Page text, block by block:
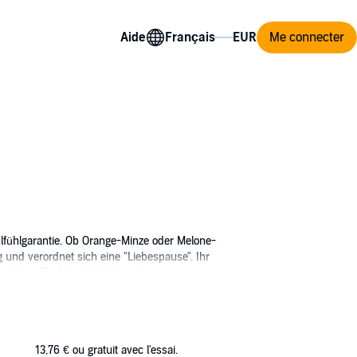
Aide Me connecter
Ob Orange-Minze oder Melone-
verordnet sich eine "Liebespause". Ihr
den Chef der Nudelbar nebenan.
13,76 € ou gratuit avec l'essai.